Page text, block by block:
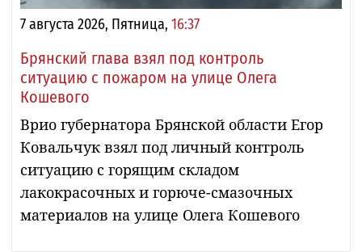
7 августа 2026, Пятница, 16:37
Брянский глава взял под контроль
ситуацию с пожаром на улице Олега
Кошевого
Врио губернатора Брянской области Егор
Ковальчук взял под личный контроль
ситуацию с горящим складом
лакокрасочных и горюче-смазочных
материалов на улице Олега Кошевого